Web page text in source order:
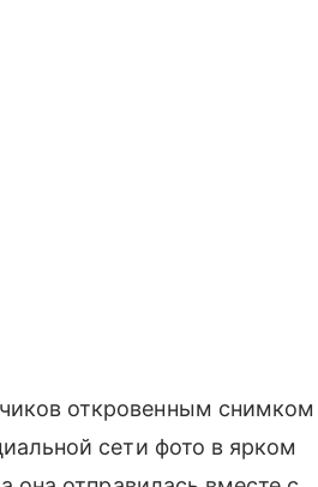
откровенным снимком
сети фото в ярком